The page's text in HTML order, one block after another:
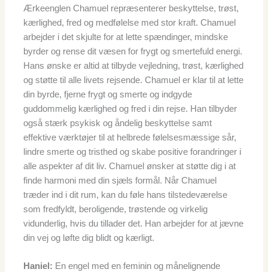
Ærkeenglen Chamuel repræsenterer beskyttelse, trøst,
kærlighed, fred og medfølelse med stor kraft. Chamuel
arbejder i det skjulte for at lette spændinger, mindske
byrder og rense dit væsen for frygt og smertefuld energi.
Hans ønske er altid at tilbyde vejledning, trøst, kærlighed
og støtte til alle livets rejsende. Chamuel er klar til at lette
din byrde, fjerne frygt og smerte og indgyde
guddommelig kærlighed og fred i din rejse. Han tilbyder
også stærk psykisk og åndelig beskyttelse samt
effektive værktøjer til at helbrede følelsesmæssige sår,
lindre smerte og tristhed og skabe positive forandringer i
alle aspekter af dit liv. Chamuel ønsker at støtte dig i at
finde harmoni med din sjæls formål. Når Chamuel
træder ind i dit rum, kan du føle hans tilstedeværelse
som fredfyldt, beroligende, trøstende og virkelig
vidunderlig, hvis du tillader det. Han arbejder for at jævne
din vej og løfte dig blidt og kærligt.
Haniel: En engel med en feminin og månelignende